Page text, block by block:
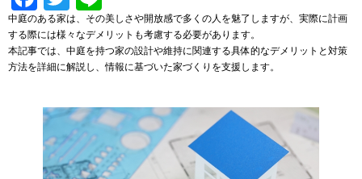
中庭のある家は、その美しさや開放感で多くの人を魅了しますが、実際に計画
する際には様々なデメリットも考慮する必要があります。
本記事では、中庭を持つ家の設計や維持に関連する具体的なデメリットと対策
方法を詳細に解説し、情報に基づいた家づくりを支援します。